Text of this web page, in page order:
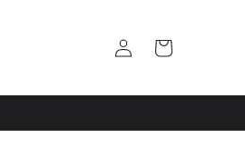
Log
in
Cart